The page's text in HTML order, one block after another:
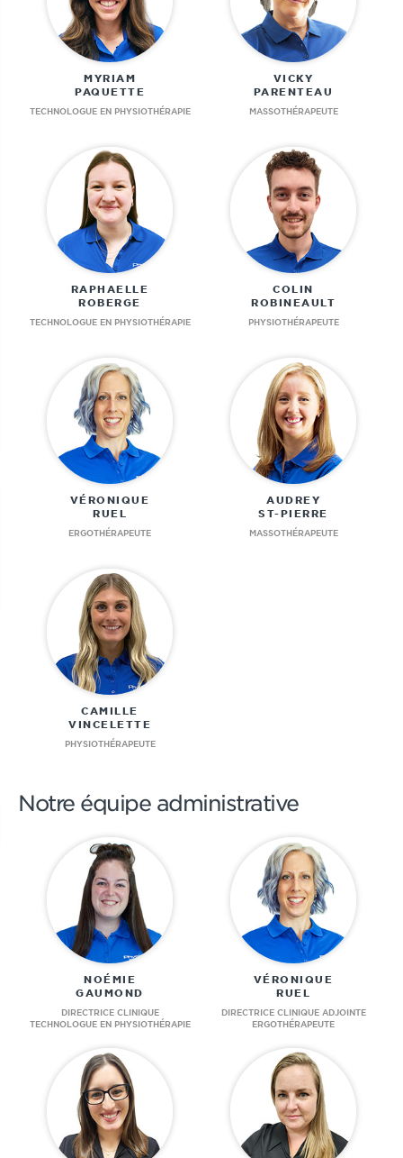
MYRIAM
PAQUETTE
TECHNOLOGUE EN PHYSIOTHÉRAPIE
VICKY
PARENTEAU
MASSOTHÉRAPEUTE
RAPHAELLE
ROBERGE
TECHNOLOGUE EN PHYSIOTHÉRAPIE
COLIN
ROBINEAULT
PHYSIOTHÉRAPEUTE
VÉRONIQUE
RUEL
ERGOTHÉRAPEUTE
AUDREY
ST-PIERRE
MASSOTHÉRAPEUTE
CAMILLE
VINCELETTE
PHYSIOTHÉRAPEUTE
Notre équipe administrative
NOÉMIE
GAUMOND
DIRECTRICE CLINIQUE
TECHNOLOGUE EN PHYSIOTHÉRAPIE
VÉRONIQUE
RUEL
DIRECTRICE CLINIQUE ADJOINTE
ERGOTHÉRAPEUTE